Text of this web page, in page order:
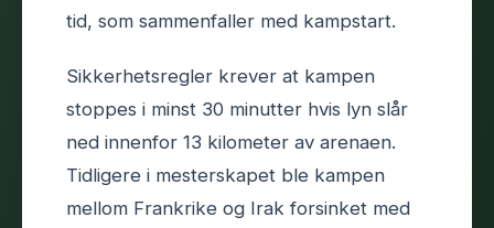
tid, som sammenfaller med kampstart.
Sikkerhetsregler krever at kampen
stoppes i minst 30 minutter hvis lyn slår
ned innenfor 13 kilometer av arenaen.
Tidligere i mesterskapet ble kampen
mellom Frankrike og Irak forsinket med